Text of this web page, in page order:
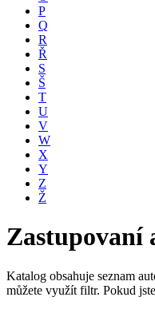
P
Q
R
Ř
S
Š
T
U
V
W
X
Y
Z
Ž
Zastupovaní
Katalog obsahuje seznam
můžete využít filtr. Pokud